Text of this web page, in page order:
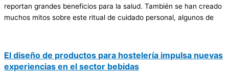
reportan grandes beneficios para la salud. También se han creado
muchos mitos sobre este ritual de cuidado personal, algunos de
El diseño de productos para hostelería impulsa nuevas
experiencias en el sector bebidas